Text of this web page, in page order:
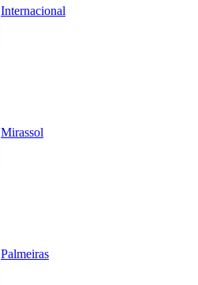
Internacional
Mirassol
Palmeiras